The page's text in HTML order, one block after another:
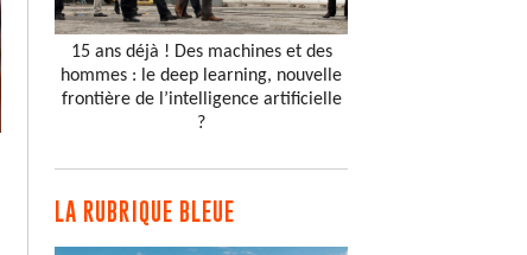
15 ans déjà ! Des machines et des
hommes : le deep learning, nouvelle
frontière de l’intelligence artificielle
?
LA RUBRIQUE BLEUE